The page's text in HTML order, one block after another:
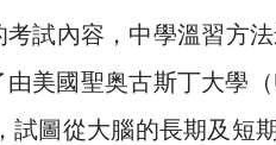
試內容，中學溫習方
由美國聖奥古斯丁大學
試圖從大腦的長期及短